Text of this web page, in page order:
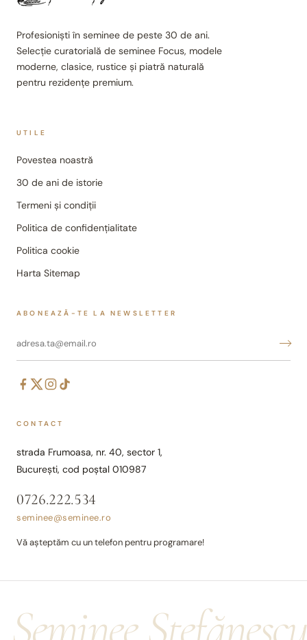
Profesioniști în seminee de peste 30 de ani.
Selecție curatorială de seminee Focus, modele
moderne, clasice, rustice și piatră naturală
pentru rezidențe premium.
UTILE
Povestea noastră
30 de ani de istorie
Termeni și condiții
Politica de confidențialitate
Politica cookie
Harta Sitemap
ABONEAZĂ-TE LA NEWSLETTER
CONTACT
strada Frumoasa, nr. 40, sector 1,
București, cod poștal 010987
0726.222.534
seminee@seminee.ro
Vă așteptăm cu un telefon pentru programare!